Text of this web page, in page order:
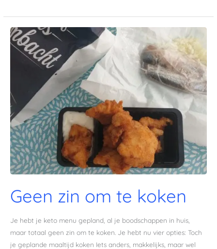
Geen zin om te koken
Je hebt je keto menu gepland, al je boodschappen in huis,
maar totaal geen zin om te koken. Je hebt nu vier opties: Toch
je geplande maaltijd koken Iets anders, makkelijks, maar wel
Geen
zin